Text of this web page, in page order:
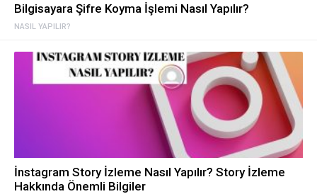
NASIL YAPILIR?
Bilgisayara Şifre Koyma İşlemi Nasıl Yapılır?
İnstagram Story İzleme Nasıl Yapılır? Story İzleme
Hakkında Önemli Bilgiler